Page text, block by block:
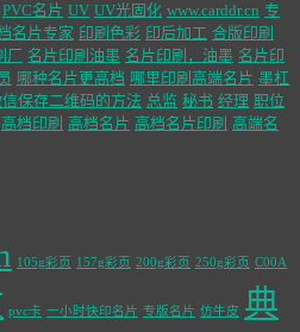
PVC名片 UV UV光固化 www.carddr.cn 专
名片专家 印刷色彩 印后加工 合版印刷
厂 名片印刷油墨 名片印刷，油墨 名片印
员 哪种名片更高档 哪里印刷高端名片 墨杠
保存二维码的方法 总监 秘书 经理 职位
高档印刷 高档名片 高档名片印刷 高端名
105g彩页 157g彩页 200g彩页 250g彩页 C00A
pvc卡 一小时快印名片 专版名片 仿牛皮 典